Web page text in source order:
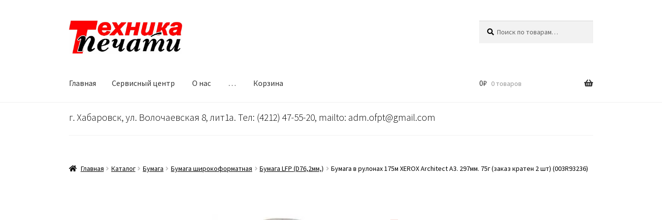
Перейти
навигации
Перейти
содержимому
Главная Сервисный центр О нас … Корзина
Главная Сервисный центрО нас…Корзина
0₽ 0 товаров
г. Хабаровск, ул. Волочаевская 8, лит1а. Тел: (4212) 47-55-20, mailto: adm.ofpt@gmail.com
Главная Каталог Бумага Бумага широкоформатная Бумага LFP (D76,2мм,) Бумага в рулонах 175м XEROX Architect A3. 297мм. 75г (заказ кратен 2 шт) (003R93236)